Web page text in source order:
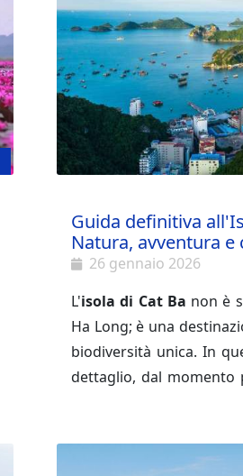
Guida definitiva
Natura, avventura e
26 gennaio 2026
L'isola di Cat Ba non è
Ha Long; è una
biodiversità unica. In
dettaglio, dal momento